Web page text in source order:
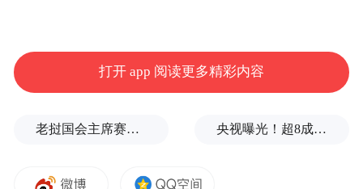
代表说，他将在大会上为人民代好言、履好
职，特别是把好的建议反映上来，把百姓心
的王国顺代表打算联合几个代表向大会提出
打开 app 阅读更多精彩内容
老挝国会主席赛宋蓬逝世 央视曝光！超8成睫毛胶样品检出致癌物，部分成分接近502胶！